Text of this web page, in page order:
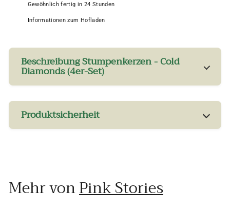
Gewöhnlich fertig in 24 Stunden
Informationen zum Hofladen
Beschreibung Stumpenkerzen - Cold
Diamonds (4er-Set)
Produktsicherheit
Mehr vonPink Stories